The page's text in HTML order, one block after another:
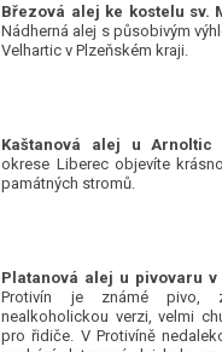
Nádherná alej s působivým
Velhartic v Plzeňském kraji.
Kaštanová alej u Arnoltic
okrese Liberec objevíte
památných stromů.
Platanová alej u pivovaru v
Protivín je známé pivo,
nealkoholickou verzi, velmi
pro řidiče. V Protivíně